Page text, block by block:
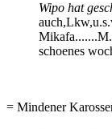
Wipo hat
schoenes
= Mindener